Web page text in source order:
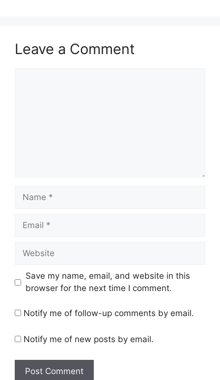
Leave a Comment
Name
Email
Website
Save my name, email, and website in this
browser for the next time I comment.
Notify me of follow-up comments by email.
Notify me of new posts by email.